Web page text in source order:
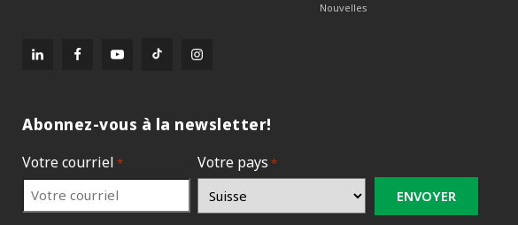
Nouvelles
Abonnez-vous à la newsletter!
Votre courriel * Votre pays *